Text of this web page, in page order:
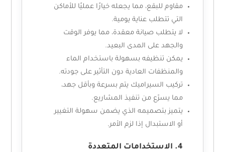
مقاوم للبقع، مما يجعله خيارًا عمليًا للأماكن
التي تتطلب عناية يومية.
لا يتطلب صيانة معقدة، مما يوفر الوقت
والجهد على المدى البعيد.
يمكن تنظيفه بسهولة باستخدام الماء
والمنظفات العادية دون التأثير على جودته.
تركيب السيراميك يتم بسرعة وبأقل جهد،
مما يسرّع من تنفيذ المشاريع.
يتميز بتصميمه الذي يضمن سهولة التغيير
أو الاستبدال إذا لزم الأمر.
4. الاستخدامات المتعددة